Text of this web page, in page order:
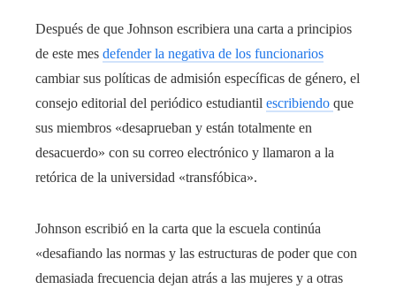
Después de que Johnson escribiera una carta a principios
de este mes defender la negativa de los funcionarios
cambiar sus políticas de admisión específicas de género, el
consejo editorial del periódico estudiantil escribiendo que
sus miembros «desaprueban y están totalmente en
desacuerdo» con su correo electrónico y llamaron a la
retórica de la universidad «transfóbica».
Johnson escribió en la carta que la escuela continúa
«desafiando las normas y las estructuras de poder que con
demasiada frecuencia dejan atrás a las mujeres y a otras